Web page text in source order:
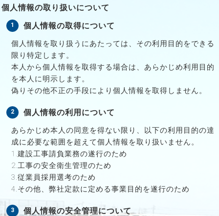
個人情報の取り扱いについて
個人情報の取得について
個人情報を取り扱うにあたっては、その利用目的をできる
限り特定します。
本人から個人情報を取得する場合は、あらかじめ利用目的
を本人に明示します。
偽りその他不正の手段により個人情報を取得しません。
個人情報の利用について
あらかじめ本人の同意を得ない限り、以下の利用目的の達
成に必要な範囲を超えて個人情報を取り扱いません。
1.建設工事請負業務の遂行のため
2.工事の安全衛生管理のため
3.従業員採用選考のため
4.その他、弊社定款に定める事業目的を遂行のため
個人情報の安全管理について